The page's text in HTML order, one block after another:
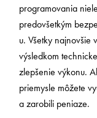
programovania
predovšetkým
u. Všetky najnovšie
výsledkom
zlepšenie výkonu.
priemysle môžete
a zarobili peniaze.